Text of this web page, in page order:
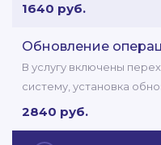
1640 руб.
Обновление
В услугу включены
систему, установка
2840 руб.